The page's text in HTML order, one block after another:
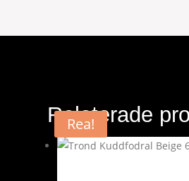
Relaterade
Rea!